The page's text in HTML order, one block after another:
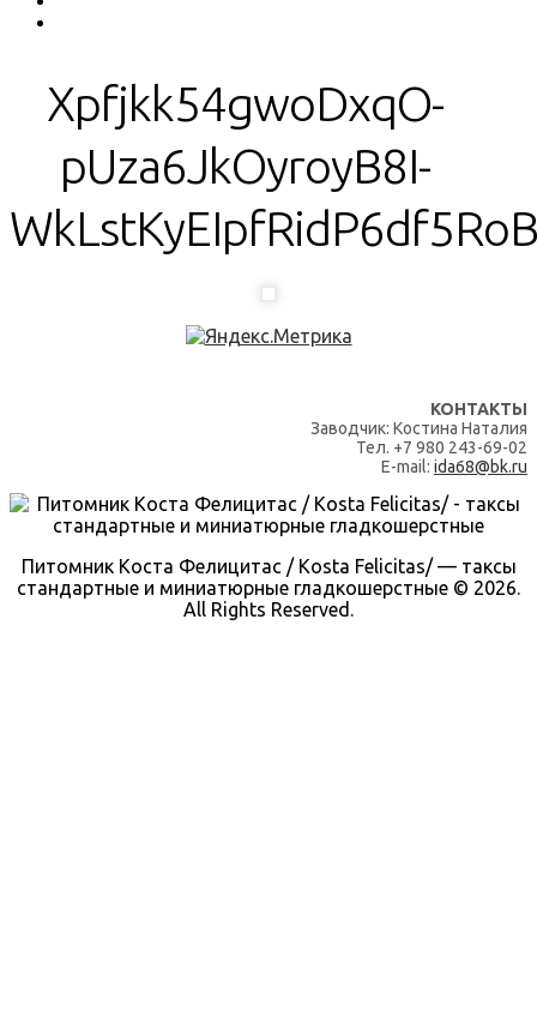
Xpfjkk54gwoDxqO-
pUza6JkOyroyB8I-
КОНТАКТЫ
Заводчик: Костина Наталия
Тел. +7 980 243-69-02
E-mail: ida68@bk.ru
Питомник Коста Фелицитас / Kosta Felicitas/ — таксы
стандартные и миниатюрные гладкошерстные © 2026.
All Rights Reserved.